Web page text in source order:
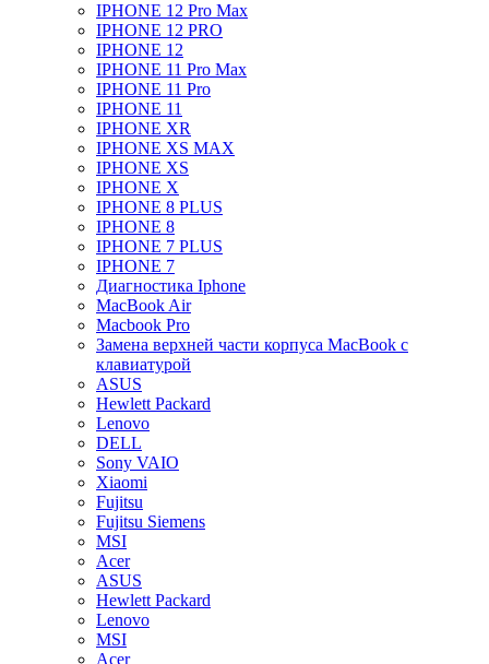
IPHONE 12 Pro Max
IPHONE 12 PRO
IPHONE 12
IPHONE 11 Pro Max
IPHONE 11 Pro
IPHONE 11
IPHONE XR
IPHONE XS MAX
IPHONE XS
IPHONE X
IPHONE 8 PLUS
IPHONE 8
IPHONE 7 PLUS
IPHONE 7
Диагностика Iphone
MacBook Air
Macbook Pro
Замена верхней части корпуса MacBook с
клавиатурой
ASUS
Hewlett Packard
Lenovo
DELL
Sony VAIO
Xiaomi
Fujitsu
Fujitsu Siemens
MSI
Acer
ASUS
Hewlett Packard
Lenovo
MSI
Acer